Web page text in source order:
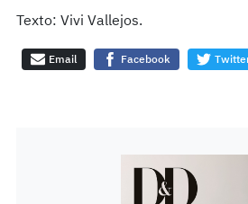
Texto: Vivi Vallejos.
Email Facebook